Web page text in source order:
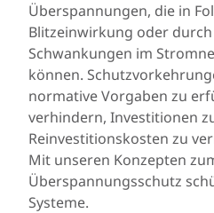
Überspannungen, die in
Blitzeinwirkung oder
Schwankungen im
können.
normative Vorgaben zu
verhindern, Investitionen
Reinvestitionskosten zu
Mit unseren Konzepten
Überspannungsschutz
Systeme.